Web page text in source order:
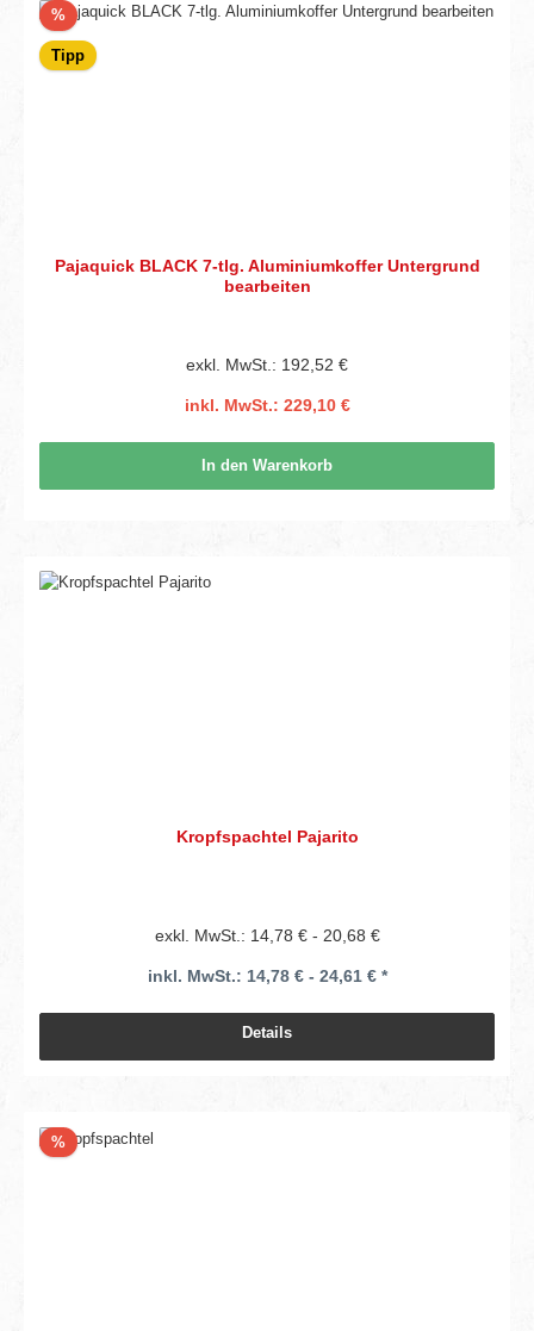
%Rabatt
Tipp
Pajaquick BLACK 7-tlg. Aluminiumkoffer Untergrund
bearbeiten
exkl. MwSt.: 192,52 €
inkl. MwSt.: 229,10 €
In den Warenkorb
Kropfspachtel Pajarito
exkl. MwSt.: 14,78 € - 20,68 €
inkl. MwSt.: 14,78 € - 24,61 € *
Details
%Rabatt